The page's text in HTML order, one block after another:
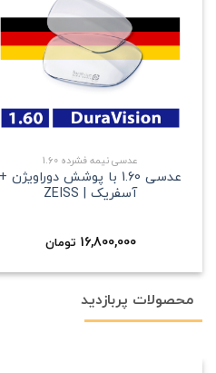
+
عدسی نیمه فشرده 1.60
عدسی 1.60 با پوشش دوراویژن +
آسفریک | ZEISS
16,800,000 تومان
محصولات پربازدید